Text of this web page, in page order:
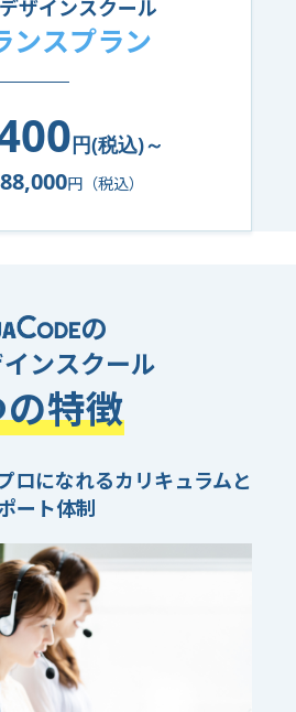
ザインスクール
ンスプラン
円(税込)～
円（税込）
の
ンスクール
特徴
ロになれるカリキュラムと
ート体制